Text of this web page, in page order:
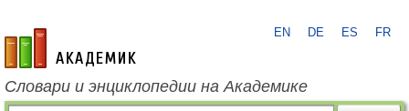
academic.ru
EN DE ES FR
Словари и энциклопедии на Академике